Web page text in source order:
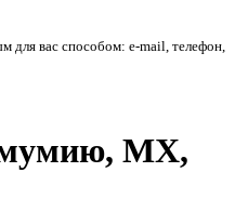
для вас способом: e-mail, телефон,
МХ,